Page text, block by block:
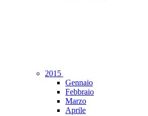
2015
Gennaio
Febbraio
Marzo
Aprile